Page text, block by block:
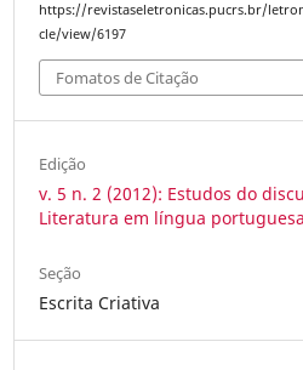
https://revistaseletronicas.pucrs.br/
cle/view/6197
Fomatos de Citação
Edição
v. 5 n. 2 (2012): Estudos do
Literatura em língua portuguesa
Seção
Escrita Criativa